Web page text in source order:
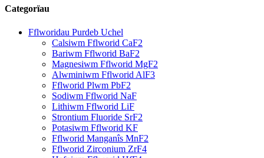
Categorïau
Fflworidau Purdeb Uchel
Calsiwm Fflworid CaF2
Bariwm Fflworid BaF2
Magnesiwm Fflworid MgF2
Alwminiwm Fflworid AlF3
Fflworid Plwm PbF2
Sodiwm Fflworid NaF
Lithiwm Fflworid LiF
Strontium Fluoride SrF2
Potasiwm Fflworid KF
Fflworid Manganîs MnF2
Fflworid Zirconium ZrF4